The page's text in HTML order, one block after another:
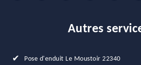
Autres
Pose d'enduit Le Moustoir 22340